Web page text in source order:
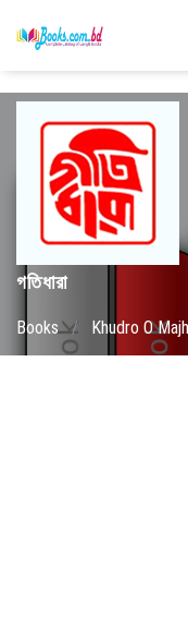
গতিধারা
Books / Khudro O